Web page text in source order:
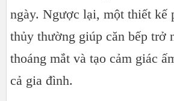
ngày. Ngược lại, một thiết kế
thủy thường giúp căn bếp trở
thoáng mắt và tạo cảm giác
cả gia đình.